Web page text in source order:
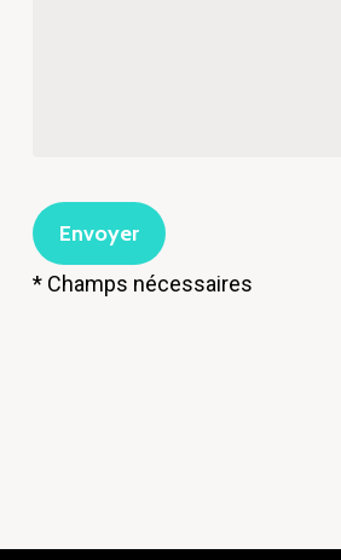
* Champs nécessaires